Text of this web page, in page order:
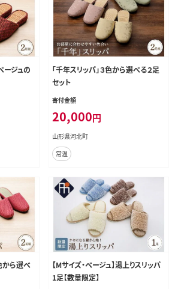
ージュの
「千年スリッパ」３色から選べる２足
セット
寄付金額
20,000円
山形県河北町
常温
から選べ
【Mサイズ・ベージュ】湯上りスリッパ
1足【数量限定】